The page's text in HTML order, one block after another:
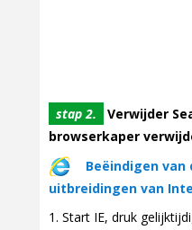
stap 2.
Verwijder
browserkaper
Beëindigen
uitbreidingen van
Start IE, druk